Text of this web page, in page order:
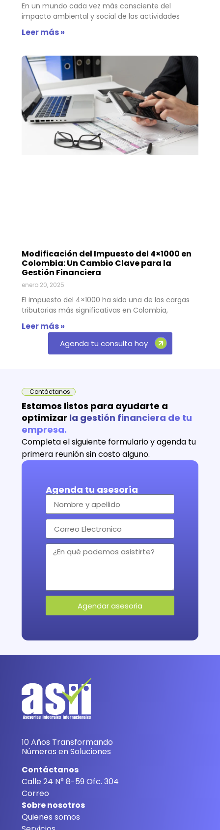
En un mundo cada vez más consciente del
impacto ambiental y social de las actividades
Leer más »
Modificación del Impuesto del 4×1000 en
Colombia: Un Cambio Clave para la
Gestión Financiera
enero 20, 2025
El impuesto del 4×1000 ha sido una de las cargas
tributarias más significativas en Colombia,
Leer más »
Agenda tu consulta hoy
Contáctanos
Estamos listos para ayudarte a
optimizar la gestión financiera de tu
empresa.
Completa el siguiente formulario y agenda tu
primera reunión sin costo alguno.
Agenda tu asesoría
Agendar asesoria
10 Años Transformando
Números en Soluciones
Contáctanos
Calle 24 N° 8-59 Ofc. 304
Correo
Sobre nosotros
Quienes somos